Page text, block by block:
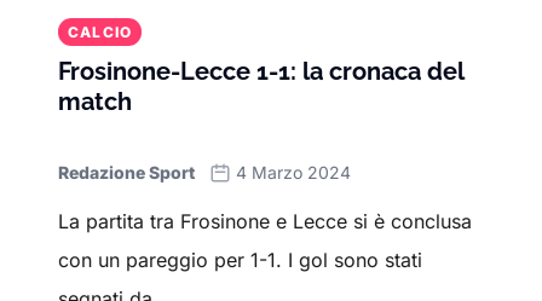
CALCIO
Frosinone-Lecce 1-1: la cronaca del
match
Redazione Sport 4 Marzo 2024
La partita tra Frosinone e Lecce si è conclusa
con un pareggio per 1-1. I gol sono stati